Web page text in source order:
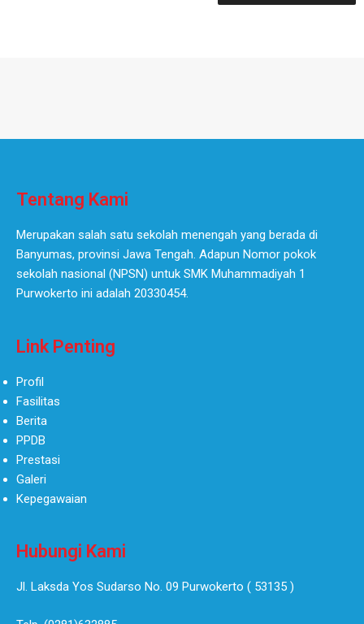
Tentang Kami
Merupakan salah satu sekolah menengah yang berada di
Banyumas, provinsi Jawa Tengah. Adapun Nomor pokok
sekolah nasional (NPSN) untuk SMK Muhammadiyah 1
Purwokerto ini adalah 20330454.
Link Penting
Profil
Fasilitas
Berita
PPDB
Prestasi
Galeri
Kepegawaian
Hubungi Kami
Jl. Laksda Yos Sudarso No. 09 Purwokerto ( 53135 )​